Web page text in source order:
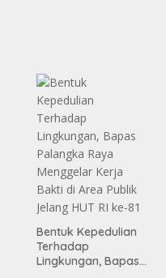
Bentuk Kepedulian
Terhadap
Lingkungan, Bapas